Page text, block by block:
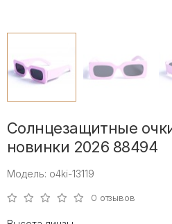
Солнцезащитные
новинки 2026 88494
Модель: o4ki-13119
0 отзывов